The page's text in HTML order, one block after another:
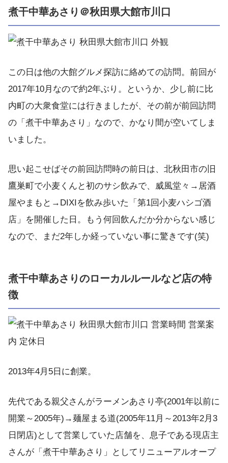
煮干中華あさり＠秋田県大館市川口
この日は他の大館グルメ探訪に絡めての訪問。前回が
2017年10月なので約2年ぶり。というか、少し前に比
内町の大衆食堂には行きましたが、その前が前回訪問
の「煮干中華あさり」なので、かなり間が空いてしま
いました。
思い起こせばその前回訪問時の前日は、北秋田市の旧
鷹巣町で小麦くんと初のサシ飲みで、威風堂々→居酒
屋やまもと→DIXIを飲み歩いた「第1回小麦ハシゴ酒
店」を開催した日。もう何回飲んだか分からない感じ
なので、まだ2年しか経っていない事に驚きです(笑)
煮干中華あさりのローカルルールなど店の特
徴
2013年4月5日に創業。
先代である親父さんがラーメンあさり亭(2001年以前に
開業～2005年)→麺屋まる道(2005年11月～2013年2月3
日閉店)として営業していた店舗を、息子である現店主
さんが「煮干中華あさり」としてリニューアルオープ